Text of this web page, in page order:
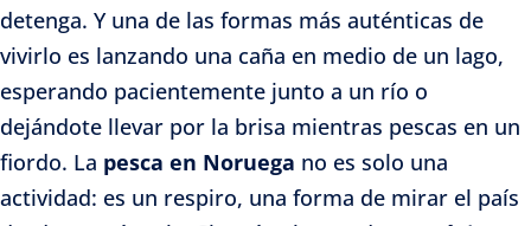
detenga. Y una de las formas más auténticas de
vivirlo es lanzando una caña en medio de un lago,
esperando pacientemente junto a un río o
dejándote llevar por la brisa mientras pescas en un
fiordo. La pesca en Noruega no es solo una
actividad: es un respiro, una forma de mirar el país